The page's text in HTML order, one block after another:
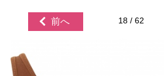
前へ 18 / 62